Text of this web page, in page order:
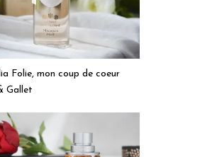
Folie, mon coup de coeur
Gallet